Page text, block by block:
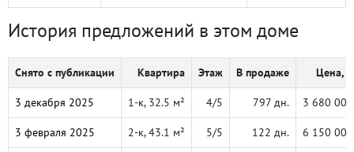
История предложений в этом доме
Снято с публикации Квартира Этаж В продаже Цена, ₽
3 декабря 2025 1-к, 32.5 м² 4/5 797 дн. 3 680 000
3 февраля 2025 2-к, 43.1 м² 5/5 122 дн. 6 150 000